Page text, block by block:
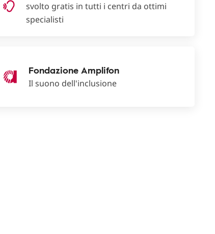
svolto gratis in tutti i centri da ottimi
specialisti
Fondazione Amplifon
Il suono dell'inclusione